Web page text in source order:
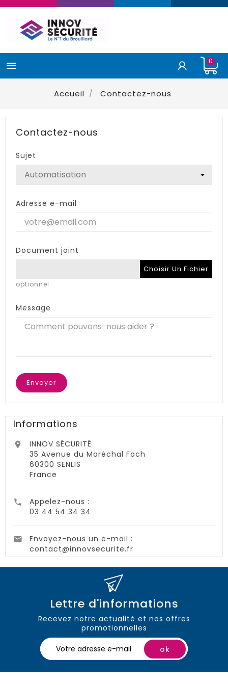
 0
Accueil Contactez-nous
Contactez-nous
Sujet
Adresse e-mail
Document joint
Choisir Un Fichier
optionnel
Message
Informations

INNOV SÉCURITÉ
35 Avenue du Maréchal Foch
60300 SENLIS
France

Appelez-nous :
03 44 54 34 34

Envoyez-nous un e-mail :
contact@innovsecurite.fr
Lettre d'informations
Recevez notre actualité et nos offres
promotionnelles